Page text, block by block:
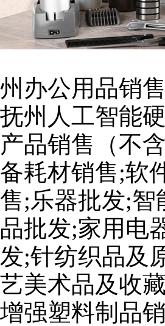
州办公用品销
抚州人工智能
产品销售（不
备耗材销售;软
售;乐器批发;智
品批发;家用电
发;针纺织品及
艺美术品及收
增强塑料制品